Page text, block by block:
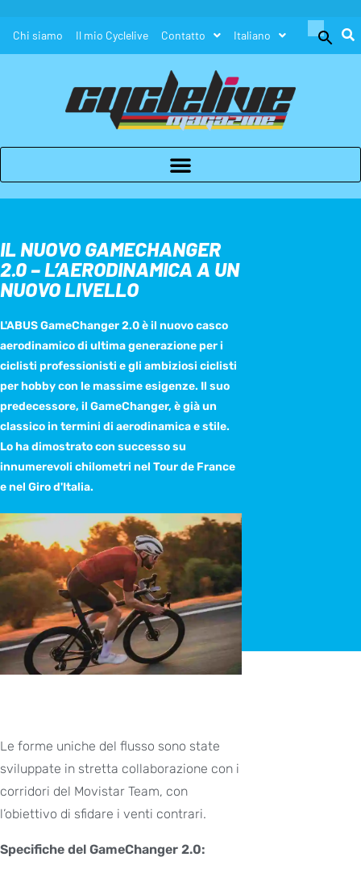
Chi siamo Il mio Cyclelive Contatto Italiano
Search
Search Button
IL NUOVO GAMECHANGER
2.0 – L’AERODINAMICA A UN
NUOVO LIVELLO
L'ABUS GameChanger 2.0 è il nuovo casco
aerodinamico di ultima generazione per i
ciclisti professionisti e gli ambiziosi ciclisti
per hobby con le massime esigenze. Il suo
predecessore, il GameChanger, è già un
classico in termini di aerodinamica e stile.
Lo ha dimostrato con successo su
innumerevoli chilometri nel Tour de France
e nel Giro d'Italia.
Le forme uniche del flusso sono state
sviluppate in stretta collaborazione con i
corridori del Movistar Team, con
l’obiettivo di sfidare i venti contrari.
Specifiche del GameChanger 2.0: